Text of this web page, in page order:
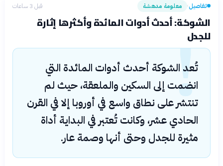
تفاصيل› معلومة مدهشة قبل 3 ساعات
الشوكة: أحدث أدوات المائدة وأكثرها إثارة
للجدل!
تُعد الشوكة أحدث أدوات المائدة التي
انضمت إلى السكين والملعقة، حيث لم
تنتشر على نطاق واسع في أوروبا إلا في القرن
الحادي عشر، وكانت تُعتبر في البداية أداة
مثيرة للجدل وحتى أنها وصمة عار.